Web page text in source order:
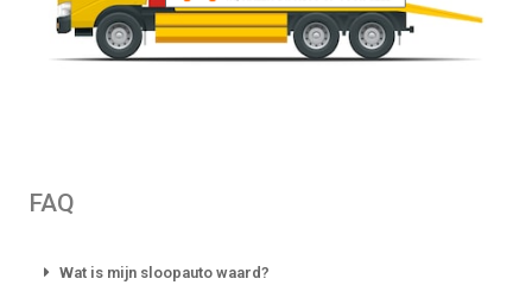
FAQ
Wat is mijn sloopauto waard?